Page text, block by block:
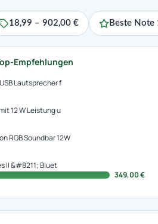
18,99 – 902,00 € Beste Note
Empfehlungen
Lautsprecher f
12 W Leistung u
RGB Soundbar 12W
II &#8211; Bluet
349,00 €